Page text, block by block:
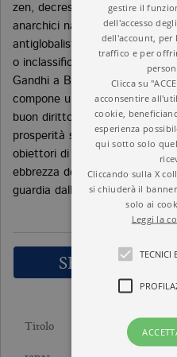
zen, decrescenti di città e
anarchici naturisti, oppositori
antiglobalisti attuali. Tra loro,
o inclassificabile. Da Diogene
Gandhi a Berlinguer, da Pound
compone una schiera
buon diritto la propria
prosperità senza crescita, in
obiettori di crescita, Latouche
ebbrezza della vita» invocata
guardia dall’abisso.
SFOGLIA LE
Titolo
LA
gestire il
dell'accesso
dell'account, per
traffico e per
Clicca su
acconsentire
cookie,
esperienza
qui sotto solo
Cliccando sulla X
si chiuderà il
solo ai
Leggi la
TECNICI